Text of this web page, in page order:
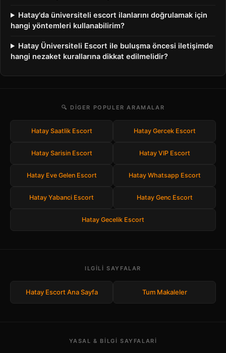
Hatay'da üniversiteli escort ilanlarını doğrulamak için
hangi yöntemleri kullanabilirim?
Hatay Üniversiteli Escort ile buluşma öncesi iletişimde
hangi nezaket kurallarına dikkat edilmelidir?
🔍 DIGER POPULER ARAMALAR
Hatay Saatlik Escort Hatay Gercek Escort
Hatay Sarisin Escort Hatay VIP Escort
Hatay Eve Gelen Escort Hatay Whatsapp Escort
Hatay Yabanci Escort Hatay Genc Escort
Hatay Gecelik Escort
ILGILI SAYFALAR
Hatay Escort Ana Sayfa Tum Makaleler
YASAL & BILGI SAYFALARI